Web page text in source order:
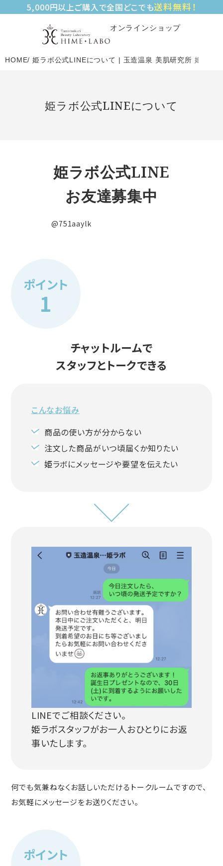
5,000円以上ご購入で全国どこでも送料無料！
オンラインショップ
HOME 姫ラボ公式LINEについて | 玉造温泉 美肌研究所 姫ラボ
姫ラボ公式LINEについて
@751aaylk
姫ラボ公式LINE
お友達募集中
ポイント
チャットルームで
スタッフとトークできる
こんなお悩み
商品の使い方が分からない
注文した商品がいつ頃届くか知りたい
姫ラボにメッセージや要望を伝えたい
LINEでご相談ください。
姫ラボスタッフがお一人おひとりにお返
事いたします。
何でも気兼ねなくお話しいただけるトークルームですので、
お気軽にメッセージをお送りください。
ポイント